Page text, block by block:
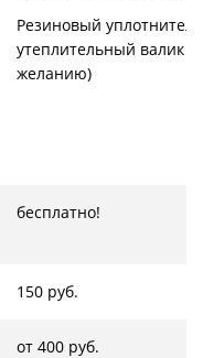
Резиновый
утеплительный валик
желанию)
бесплатно!
150 руб.
от 400 руб.